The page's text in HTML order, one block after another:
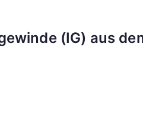
(IG) aus